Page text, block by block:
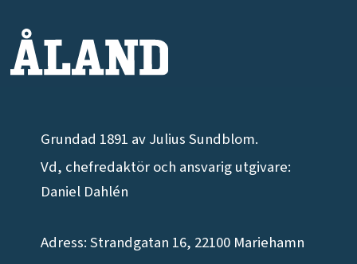
Grundad 1891 av Julius Sundblom.
Vd, chefredaktör och ansvarig utgivare:
Daniel Dahlén
Adress: Strandgatan 16, 22100 Mariehamn